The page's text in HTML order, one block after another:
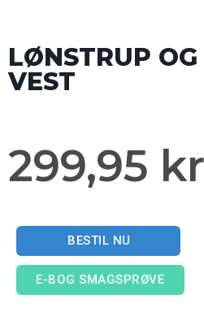
LØNSTRUP
VEST
299,95 kr
BESTIL NU
E-BOG SMAGSPRØVE